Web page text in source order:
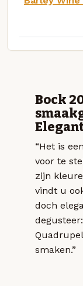
Bock
“Het is
voor te
zijn
vindt u
doch
smaken.”